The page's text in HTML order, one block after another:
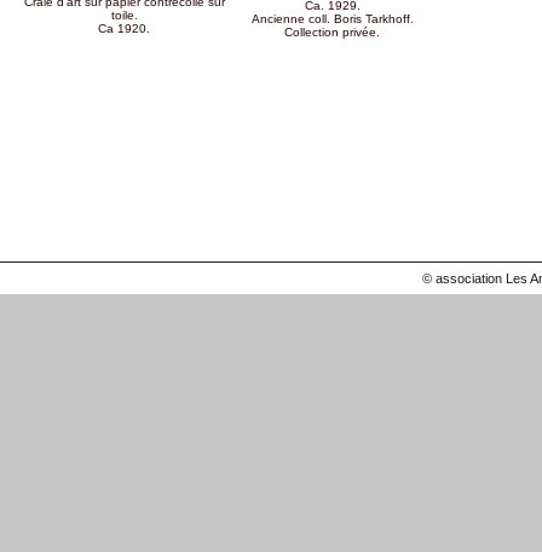
toile.
Ca 1920.
Ca. 1929.
Ancienne coll. Boris Tarkhoff.
Collection privée.
© association Les